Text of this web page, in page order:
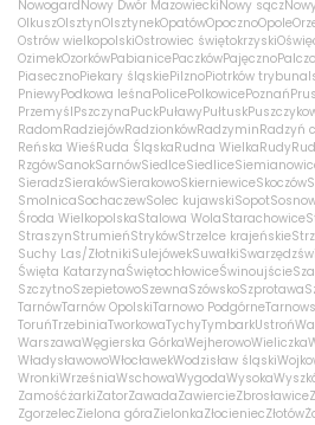
NowogardNowy Dwór MazowieckiNowy sącz
OlkuszOlsztynOlsztynekOpatówOpocznoOpole
Ostrów wielkopolskiOstrowiec świętokrzyski
OzimekOzorkówPabianicePaczkówPajęczno
PiasecznoPiekary śląskiePilznoPiotrków
PniewyPodkowa leśnaPolicePolkowicePoznań
PrzemyślPszczynaPuckPuławyPułtusk
RadomRadziejówRadzionkówRadzyminRadzyń
Reńska WieśRuda ŚląskaRudna WielkaRudy
RzgówSanokSarnówSiedlceSiedlice
SieradzSierakówSierakowoSkierniewiceSkoczów
SmolnicaSochaczewSolec kujawskiSopot
Środa WielkopolskaStalowa WolaStarachowice
StraszynStrumieńStrykówStrzelce krajeńskie
Suchy Las/ZłotnikiSulejówekSuwałkiSwarzędz
Święta KatarzynaŚwiętochłowiceŚwinoujście
SzczytnoSzepietowoSzewnaSzówskoSzprotawa
TarnówTarnów OpolskiTarnowo Podgórne
ToruńTrzebiniaTworkowaTychyTymbarkUstroń
WarszawaWęgierska GórkaWejherowoWieliczka
WładysławowoWłocławekWodzisław śląski
WronkiWrześniaWschowaWygodaWysoka
ZamośćżarkiZatorZawadaZawiercieZbrosławice
ZgorzelecZielona góraZielonkaZłocieniecZłotów